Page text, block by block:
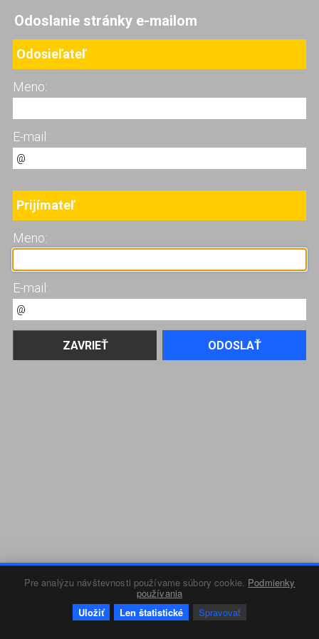
Pre analýzu návštevnosti používame súbory cookie. Podmienky
používania
Uložiť
Len štatistické Spravovať
Odoslanie stránky e-mailom
Odosieľateľ
Meno:
E-mail:
Prijímateľ
Meno:
E-mail: